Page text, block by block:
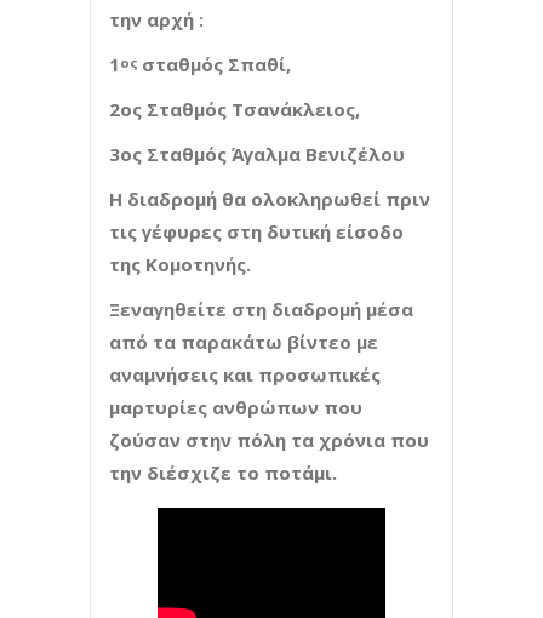
την αρχή :
1 ος σταθμός Σπαθί,
2ος Σταθμός Τσανάκλειος,
3ος Σταθμός Άγαλμα Βενιζέλου
Η διαδρομή θα ολοκληρωθεί πριν
τις γέφυρες στη δυτική είσοδο
της Κομοτηνής.
Ξεναγηθείτε στη διαδρομή μέσα
από τα παρακάτω βίντεο με
αναμνήσεις και προσωπικές
μαρτυρίες ανθρώπων που
ζούσαν στην πόλη τα χρόνια που
την διέσχιζε το ποτάμι.